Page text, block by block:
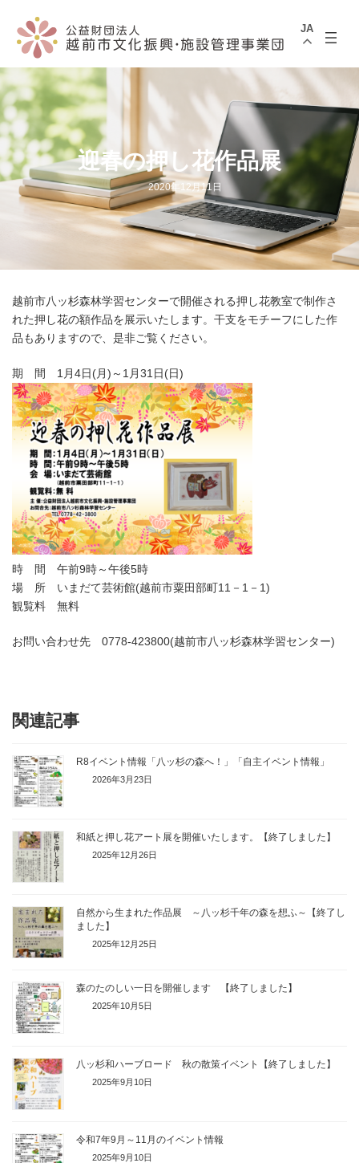
へ
ス
キ
ッ
プ
ョ
ン
に
移
動
JA
迎春の押し花作品展
2020年12月11日
越前市八ッ杉森林学習センターで開催される押し花教室で制作さ
れた押し花の額作品を展示いたします。干支をモチーフにした作
品もありますので、是非ご覧ください。
期 間 1月4日(月)～1月31日(日)
時 間 午前9時～午後5時
場 所 いまだて芸術館(越前市粟田部町11－1－1)
観覧料 無料
お問い合わせ先 0778-423800(越前市八ッ杉森林学習センター)
関連記事
R8イベント情報「八ッ杉の森へ！」「自主イベント情報」
2026年3月23日
和紙と押し花アート展を開催いたします。【終了しました】
2025年12月26日
自然から生まれた作品展 ～八ッ杉千年の森を想ふ～【終了し
ました】
2025年12月25日
森のたのしい一日を開催します 【終了しました】
2025年10月5日
八ッ杉和ハーブロード 秋の散策イベント【終了しました】
2025年9月10日
令和7年9月～11月のイベント情報
2025年9月10日